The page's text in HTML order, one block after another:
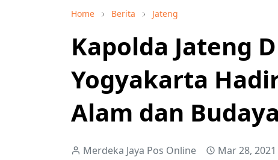
Home Berita Jateng
Kapolda Jateng
Yogyakarta
Alam dan Budaya
Merdeka Jaya Pos Online Mar 28, 2021